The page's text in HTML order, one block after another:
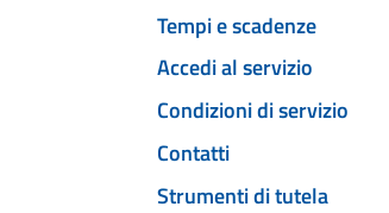
Tempi e scadenze
Accedi al servizio
Condizioni di servizio
Contatti
Strumenti di tutela